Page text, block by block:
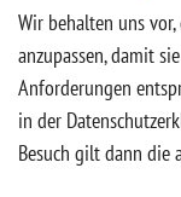
Wir behalten uns
anzupassen, damit
Anforderungen
in der
Besuch gilt dann die